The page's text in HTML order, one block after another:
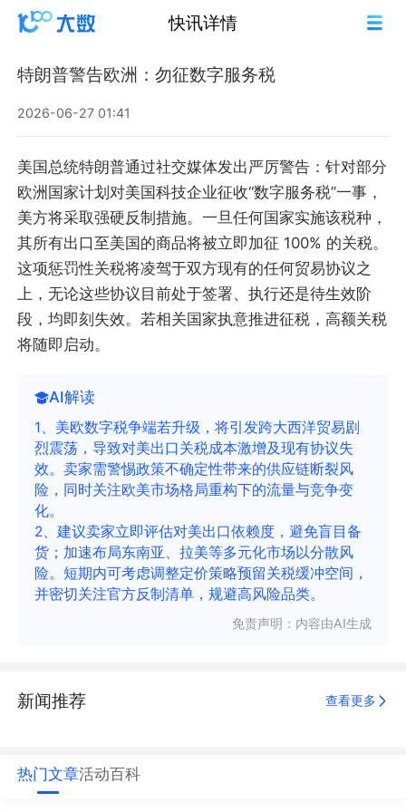
快讯详情
特朗普警告欧洲：勿征数字服务税
2026-06-27 01:41
美国总统特朗普通过社交媒体发出严厉警告：针对部分
欧洲国家计划对美国科技企业征收“数字服务税”一事，
美方将采取强硬反制措施。一旦任何国家实施该税种，
其所有出口至美国的商品将被立即加征 100% 的关税。
这项惩罚性关税将凌驾于双方现有的任何贸易协议之
上，无论这些协议目前处于签署、执行还是待生效阶
段，均即刻失效。若相关国家执意推进征税，高额关税
将随即启动。
AI解读
1、美欧数字税争端若升级，将引发跨大西洋贸易剧
烈震荡，导致对美出口关税成本激增及现有协议失
效。卖家需警惕政策不确定性带来的供应链断裂风
险，同时关注欧美市场格局重构下的流量与竞争变
化。
2、建议卖家立即评估对美出口依赖度，避免盲目备
货；加速布局东南亚、拉美等多元化市场以分散风
险。短期内可考虑调整定价策略预留关税缓冲空间，
并密切关注官方反制清单，规避高风险品类。
免责声明：内容由AI生成
新闻推荐 查看更多
热门文章活动百科